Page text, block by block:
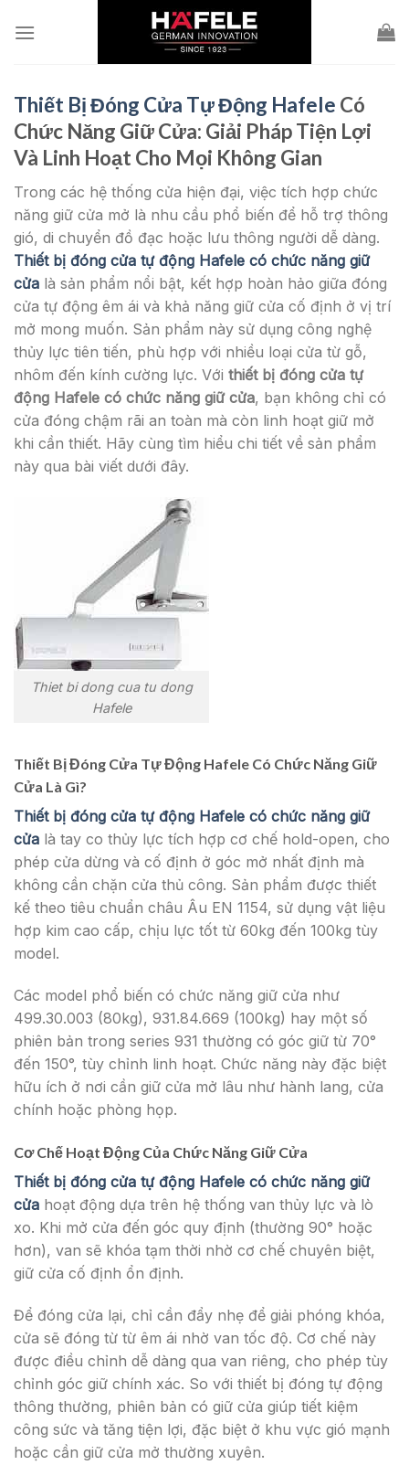
Thiết Bị Đóng Cửa Tự Động Hafele Có
Chức Năng Giữ Cửa: Giải Pháp Tiện Lợi
Và Linh Hoạt Cho Mọi Không Gian
Trong các hệ thống cửa hiện đại, việc tích hợp chức
năng giữ cửa mở là nhu cầu phổ biến để hỗ trợ thông
gió, di chuyển đồ đạc hoặc lưu thông người dễ dàng.
Thiết bị đóng cửa tự động Hafele có chức năng giữ
cửa là sản phẩm nổi bật, kết hợp hoàn hảo giữa đóng
cửa tự động êm ái và khả năng giữ cửa cố định ở vị trí
mở mong muốn. Sản phẩm này sử dụng công nghệ
thủy lực tiên tiến, phù hợp với nhiều loại cửa từ gỗ,
nhôm đến kính cường lực. Với thiết bị đóng cửa tự
động Hafele có chức năng giữ cửa, bạn không chỉ có
cửa đóng chậm rãi an toàn mà còn linh hoạt giữ mở
khi cần thiết. Hãy cùng tìm hiểu chi tiết về sản phẩm
này qua bài viết dưới đây.
Thiet bi dong cua tu dong
Hafele
Thiết Bị Đóng Cửa Tự Động Hafele Có Chức Năng Giữ
Cửa Là Gì?
Thiết bị đóng cửa tự động Hafele có chức năng giữ
cửa là tay co thủy lực tích hợp cơ chế hold-open, cho
phép cửa dừng và cố định ở góc mở nhất định mà
không cần chặn cửa thủ công. Sản phẩm được thiết
kế theo tiêu chuẩn châu Âu EN 1154, sử dụng vật liệu
hợp kim cao cấp, chịu lực tốt từ 60kg đến 100kg tùy
model.
Các model phổ biến có chức năng giữ cửa như
499.30.003 (80kg), 931.84.669 (100kg) hay một số
phiên bản trong series 931 thường có góc giữ từ 70°
đến 150°, tùy chỉnh linh hoạt. Chức năng này đặc biệt
hữu ích ở nơi cần giữ cửa mở lâu như hành lang, cửa
chính hoặc phòng họp.
Cơ Chế Hoạt Động Của Chức Năng Giữ Cửa
Thiết bị đóng cửa tự động Hafele có chức năng giữ
cửa hoạt động dựa trên hệ thống van thủy lực và lò
xo. Khi mở cửa đến góc quy định (thường 90° hoặc
hơn), van sẽ khóa tạm thời nhờ cơ chế chuyên biệt,
giữ cửa cố định ổn định.
Để đóng cửa lại, chỉ cần đẩy nhẹ để giải phóng khóa,
cửa sẽ đóng từ từ êm ái nhờ van tốc độ. Cơ chế này
được điều chỉnh dễ dàng qua van riêng, cho phép tùy
chỉnh góc giữ chính xác. So với thiết bị đóng tự động
thông thường, phiên bản có giữ cửa giúp tiết kiệm
công sức và tăng tiện lợi, đặc biệt ở khu vực gió mạnh
hoặc cần giữ cửa mở thường xuyên.